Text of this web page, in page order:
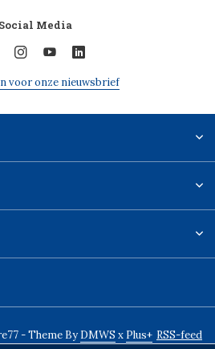
Social Media
voor onze nieuwsbrief
- Theme ByDMWS x Plus+ RSS-feed